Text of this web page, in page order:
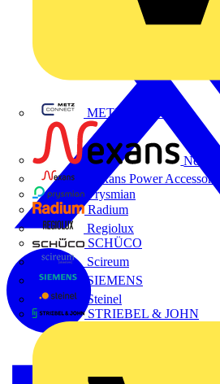
METZ CONNECT
Nexans
Nexans Power Accessories
Prysmian
Radium
Regiolux
SCHÜCO
Scireum
SIEMENS
Steinel
STRIEBEL & JOHN